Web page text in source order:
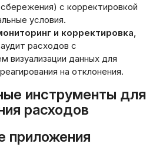
с корректировкой
условия.
и корректировка,
расходов с
визуализации данных для
на отклонения.
инструменты для
расходов
приложения